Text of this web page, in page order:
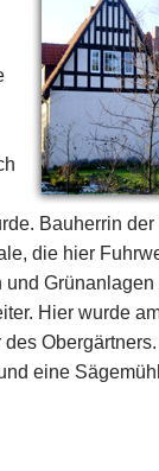
Bauherrin der
die hier
Hier wurde
eine